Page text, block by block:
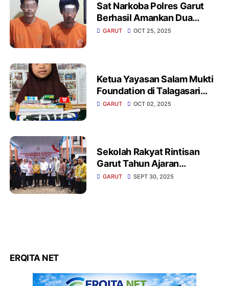
Sat Narkoba Polres Garut
Berhasil Amankan Dua
Pengedar Sabu Di
GARUT OCT 25, 2025
Ketua Yayasan Salam Mukti
Foundation di Talagasari
Kecamatan Banjarwangi
GARUT OCT 02, 2025
‎Sekolah Rakyat Rintisan
Garut Tahun Ajaran
GARUT SEPT 30, 2025
ERQITA NET